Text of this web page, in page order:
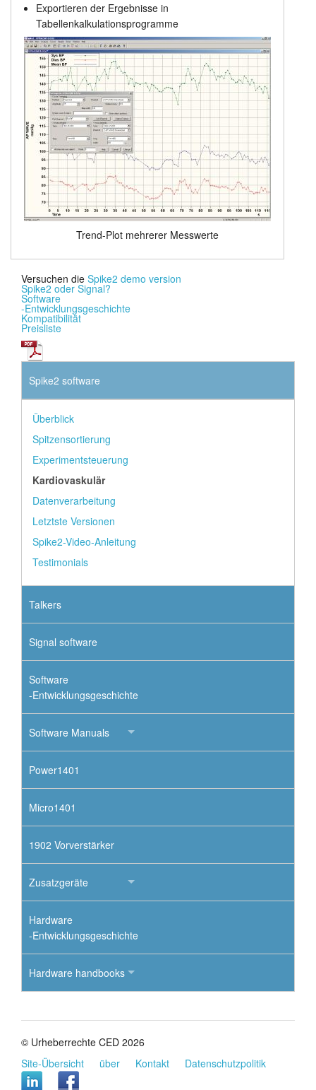
Exportieren der Ergebnisse in
Tabellenkalkulationsprogramme
Trend-Plot mehrerer Messwerte
Versuchen die Spike2 demo version
Spike2 oder Signal?
Software
-Entwicklungsgeschichte
Kompatibilität
Preisliste
Spike2 software
Überblick
Spitzensortierung
Experimentsteuerung
Kardiovaskulär
Datenverarbeitung
Letztste Versionen
Spike2-Video-Anleitung
Testimonials
Talkers
Signal software
Software
-Entwicklungsgeschichte
Software Manuals
Power1401
Micro1401
1902 Vorverstärker
Zusatzgeräte
Hardware
-Entwicklungsgeschichte
Hardware handbooks
© Urheberrechte CED 2026
Site-Übersicht
über Kontakt Datenschutzpolitik